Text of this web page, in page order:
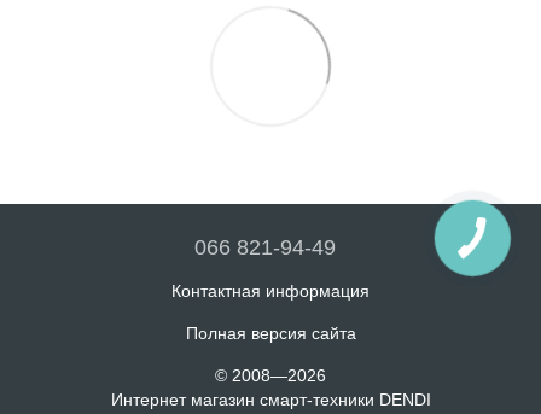
066 821-94-49
Контактная информация
Полная версия сайта
© 2008—2026
Интернет магазин смарт-техники DENDI